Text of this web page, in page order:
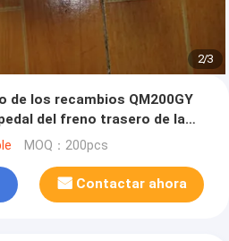
2/3
de los recambios QM200GY
del freno trasero de la
MOQ：200pcs
Contactar ahora